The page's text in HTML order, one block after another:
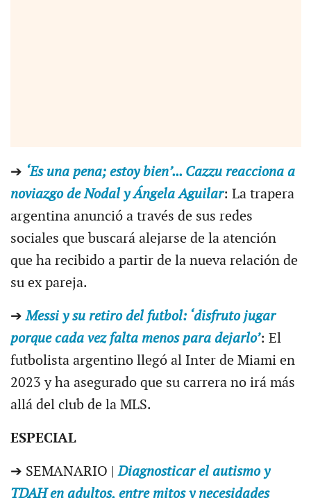
➔ ‘Es una pena; estoy bien’... Cazzu reacciona a
noviazgo de Nodal y Ángela Aguilar: La trapera
argentina anunció a través de sus redes
sociales que buscará alejarse de la atención
que ha recibido a partir de la nueva relación de
su ex pareja.
➔Messi y su retiro del futbol: ‘disfruto jugar
porque cada vez falta menos para dejarlo’: El
futbolista argentino llegó al Inter de Miami en
2023 y ha asegurado que su carrera no irá más
allá del club de la MLS.
ESPECIAL
➔ SEMANARIO |Diagnosticar el autismo y
TDAH en adultos, entre mitos y necesidades